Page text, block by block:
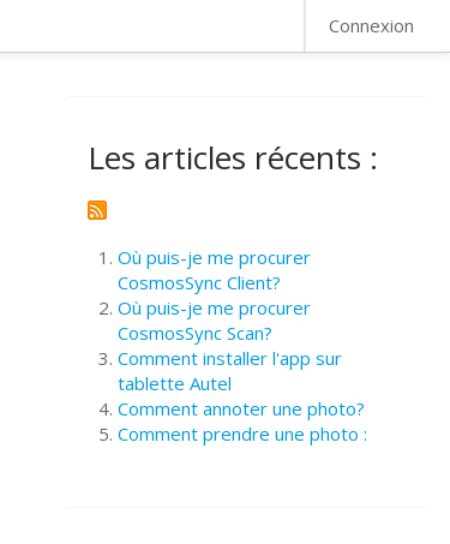
Connexion
Les articles récents :
Où puis-je me procurer
CosmosSync Client?
Où puis-je me procurer
CosmosSync Scan?
Comment installer l'app sur
tablette Autel
Comment annoter une photo?
Comment prendre une photo :